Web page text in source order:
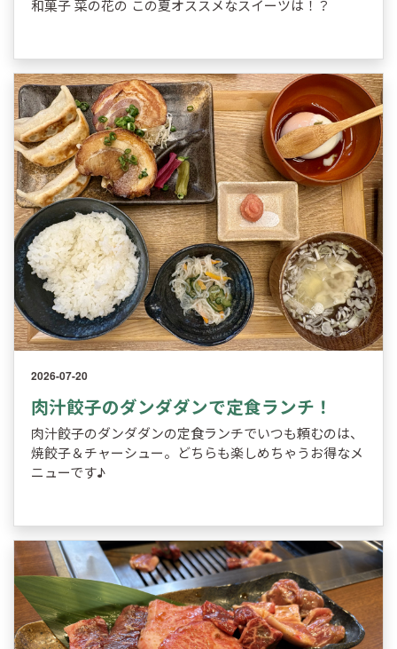
和菓子 菜の花の この夏オススメなスイーツは！？
2026-07-20
肉汁餃子のダンダダンで定食ランチ！
肉汁餃子のダンダダンの定食ランチでいつも頼むのは、
焼餃子＆チャーシュー。どちらも楽しめちゃうお得なメ
ニューです♪